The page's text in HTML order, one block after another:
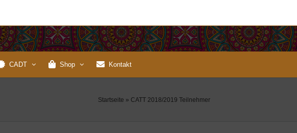
CADT Shop Kontakt
Startseite » CATT 2018/2019 Teilnehmer